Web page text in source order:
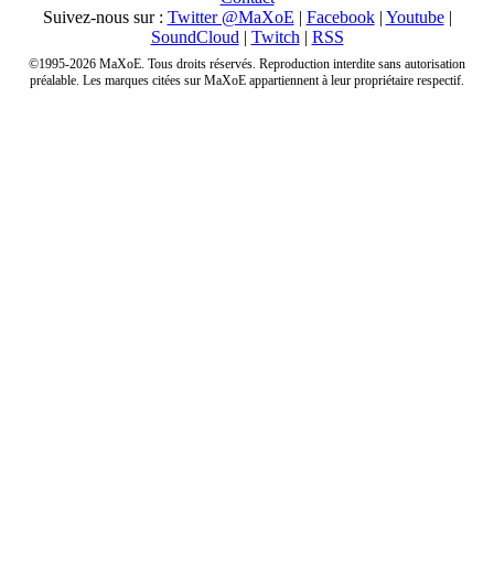
Suivez-nous sur : Twitter @MaXoE | Facebook| Youtube|
SoundCloud | Twitch | RSS
©1995-2026 MaXoE. Tous droits réservés. Reproduction interdite sans autorisation
préalable. Les marques citées sur MaXoE appartiennent à leur propriétaire respectif.